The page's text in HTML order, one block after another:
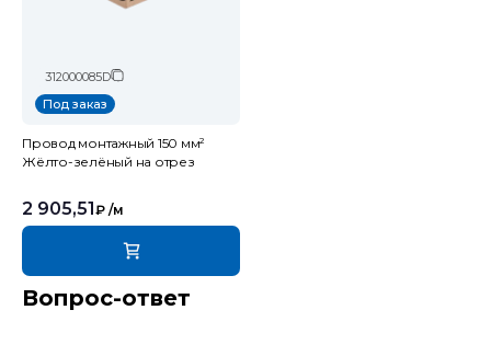
312000085D
Под заказ
Провод монтажный 150 мм²
Жёлто-зелёный на отрез
2 905,51 ₽ /м
Вопрос-ответ